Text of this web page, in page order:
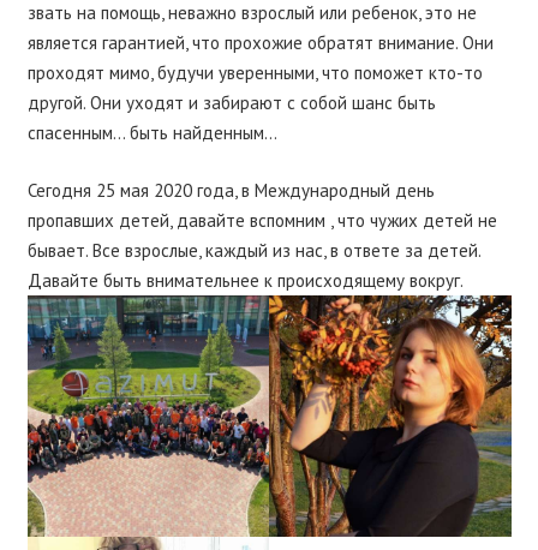
звать на помощь, неважно взрослый или ребенок, это не
является гарантией, что прохожие обратят внимание. Они
проходят мимо, будучи уверенными, что поможет кто-то
другой. Они уходят и забирают с собой шанс быть
спасенным… быть найденным…
Сегодня 25 мая 2020 года, в Международный день
пропавших детей, давайте вспомним , что чужих детей не
бывает. Все взрослые, каждый из нас, в ответе за детей.
Давайте быть внимательнее к происходящему вокруг.